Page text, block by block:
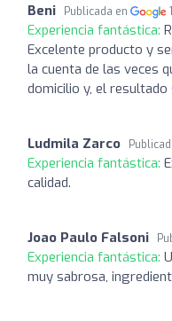
Beni Publicada en
Experiencia fantástica:
Excelente producto y
la cuenta de las veces
domicilio y, el
Ludmila Zarco
Experiencia fantástica:
calidad.
Joao Paulo Falsoni
Experiencia fantástica:
muy sabrosa,